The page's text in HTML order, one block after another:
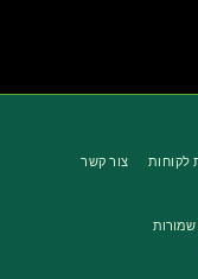
לקוחות צור קשר